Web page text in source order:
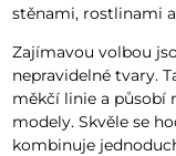
stěnami, rostlinami
Zajímavou volbou
nepravidelné tvary.
měkčí linie a působí
modely. Skvěle se
kombinuje